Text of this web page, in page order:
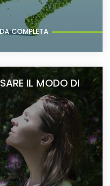
COMPLETA
IL MODO DI